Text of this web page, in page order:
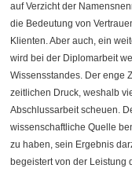
auf Verzicht der
die Bedeutung von
Klienten. Aber auch, ein
wird bei der Diplomarbeit
Wissensstandes. Der enge
zeitlichen Druck, weshalb
Abschlussarbeit scheuen.
wissenschaftliche Quelle
zu haben, sein Ergebnis
begeistert von der Leistung